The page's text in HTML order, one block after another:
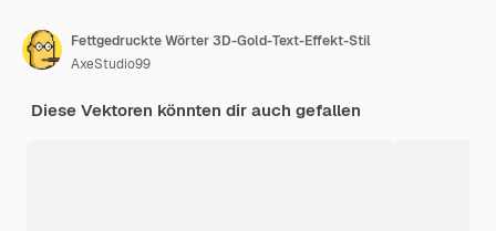
Fettgedruckte Wörter 3D-Gold-Text-Effekt-Stil
AxeStudio99
Diese Vektoren könnten dir auch gefallen